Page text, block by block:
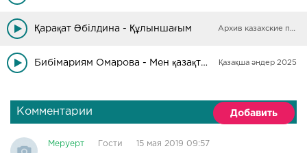
Қарақат Әбілдина - Құлыншағым Архив казахские песни
Бибімариям Омарова - Мен қазақтың қызымын Қазақша әндер 2025
Комментарии Добавить
Меруерт Гости 15 мая 2019 09:57